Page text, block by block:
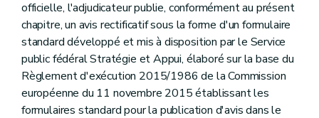
officielle, l'adjudicateur publie, conformément au présent
chapitre, un avis rectificatif sous la forme d'un formulaire
standard développé et mis à disposition par le Service
public fédéral Stratégie et Appui, élaboré sur la base du
Règlement d'exécution 2015/1986 de la Commission
européenne du 11 novembre 2015 établissant les
formulaires standard pour la publication d'avis dans le